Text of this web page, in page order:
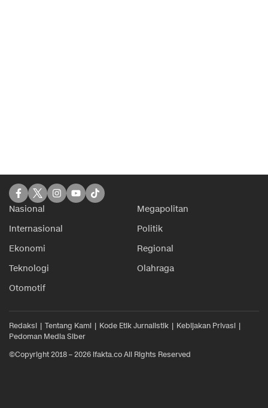
Nasional
Megapolitan
Internasional
Politik
Ekonomi
Regional
Teknologi
Olahraga
Otomotif
Redaksi Tentang Kami Kode Etik Jurnalistik
Kebijakan Privasi
Pedoman Media Siber
©Copyright 2018 – 2026 ifakta.co All Rights Reserved